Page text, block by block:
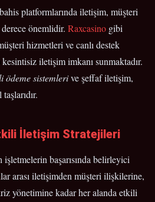
platformlarında iletişim, müşteri
önemlidir. Raxcasino gibi
hizmetleri ve canlı destek
iletişim imkanı sunmaktadır.
ödeme sistemlerive şeffaf iletişim,
İletişim Stratejileri
işletmelerin başarısında belirleyici
arası iletişimden müşteri ilişkilerine,
yönetimine kadar her alanda etkili